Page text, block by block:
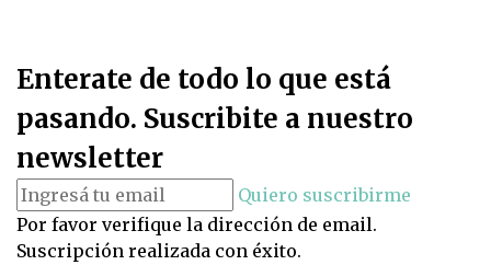
Enterate de todo lo que está
pasando. Suscribite a nuestro
newsletter
Quiero suscribirme
Por favor verifique la dirección de email.
Suscripción realizada con éxito.